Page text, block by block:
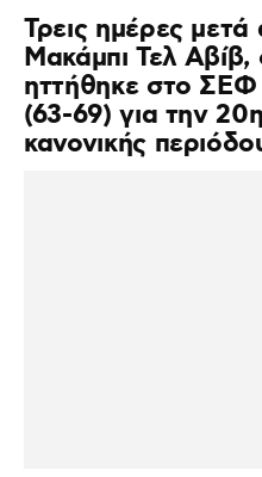
Τρεις ημέρες μετά
Μακάμπι Τελ
ηττήθηκε στο
(63-69) για την
κανονικής